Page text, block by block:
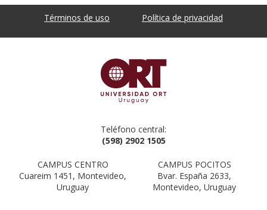
Términos de uso Política de privacidad
Teléfono central:
(598) 2902 1505
CAMPUS CENTRO
Cuareim 1451, Montevideo,
Uruguay
CAMPUS POCITOS
Bvar. España 2633,
Montevideo, Uruguay